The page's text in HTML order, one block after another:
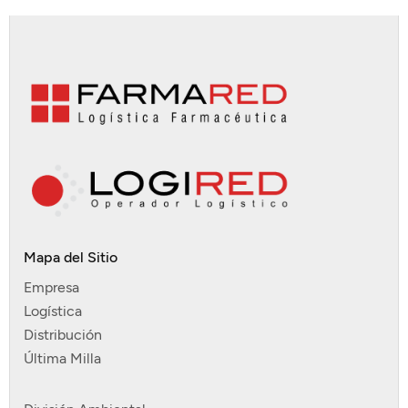
Mapa del Sitio
Empresa
Logística
Distribución
Última Milla